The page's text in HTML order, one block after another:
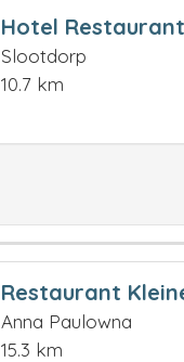
Hotel
Slootdorp
10.7 km
Restaurant
Anna Paulowna
15.3 km